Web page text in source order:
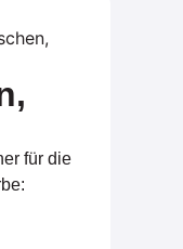
,
für die